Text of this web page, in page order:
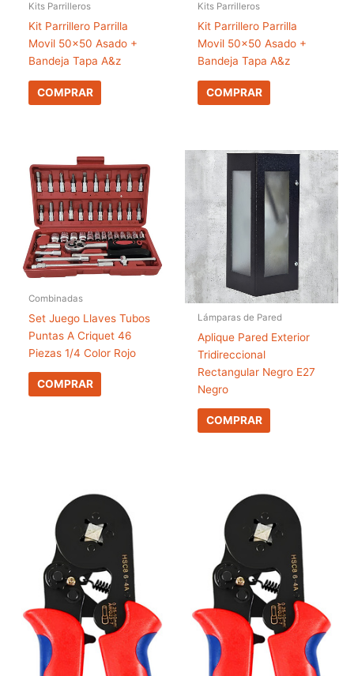
Kits Parrilleros
Kit Parrillero Parrilla
Movil 50×50 Asado +
Bandeja Tapa A&z
COMPRAR
Kits Parrilleros
Kit Parrillero Parrilla
Movil 50×50 Asado +
Bandeja Tapa A&z
COMPRAR
Combinadas
Set Juego Llaves Tubos
Puntas A Criquet 46
Piezas 1/4 Color Rojo
COMPRAR
Lámparas de Pared
Aplique Pared Exterior
Tridireccional
Rectangular Negro E27
Negro
COMPRAR